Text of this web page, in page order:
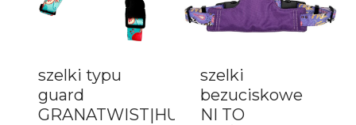
szelki typu
guard
GRANATWIST|HULA
szelki
bezuciskowe
NI TO